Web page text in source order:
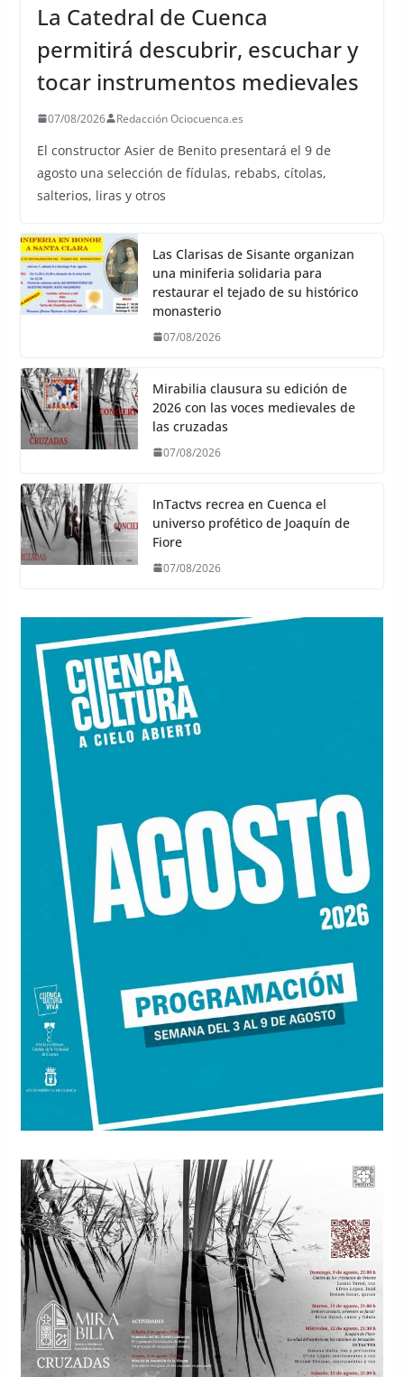
La Catedral de Cuenca
permitirá descubrir, escuchar y
tocar instrumentos medievales
07/08/2026 Redacción Ociocuenca.es
El constructor Asier de Benito presentará el 9 de
agosto una selección de fídulas, rebabs, cítolas,
salterios, liras y otros
Las Clarisas de Sisante organizan
una miniferia solidaria para
restaurar el tejado de su histórico
monasterio
07/08/2026
Mirabilia clausura su edición de
2026 con las voces medievales de
las cruzadas
07/08/2026
InTactvs recrea en Cuenca el
universo profético de Joaquín de
Fiore
07/08/2026